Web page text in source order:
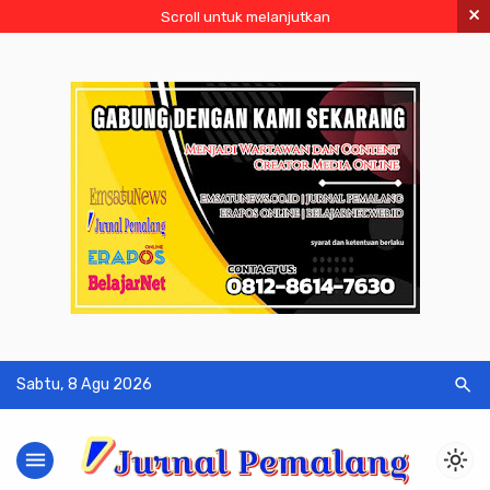
Scroll untuk melanjutkan ×
Sabtu, 8 Agu 2026 search
menu light_mode